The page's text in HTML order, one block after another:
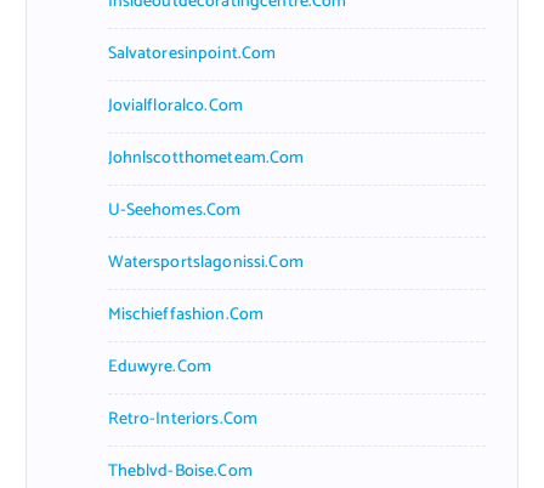
Salvatoresinpoint.com
Jovialfloralco.com
Johnlscotthometeam.com
U-Seehomes.com
Watersportslagonissi.com
Mischieffashion.com
Eduwyre.com
Retro-Interiors.com
Theblvd-Boise.com